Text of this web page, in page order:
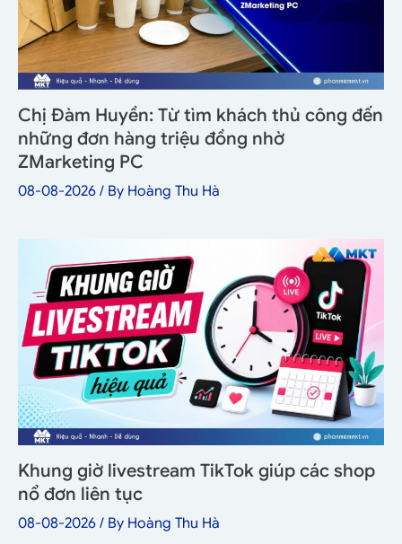
Chị Đàm Huyền: Từ tìm khách thủ công đến
những đơn hàng triệu đồng nhờ
ZMarketing PC
08-08-2026 / By Hoàng Thu Hà
Khung giờ livestream TikTok giúp các shop
nổ đơn liên tục
08-08-2026 / By Hoàng Thu Hà